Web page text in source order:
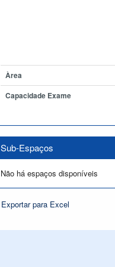
Àrea
Capacidade Exame
Sub-Espaços
Não há espaços disponíveis
Exportar para Excel